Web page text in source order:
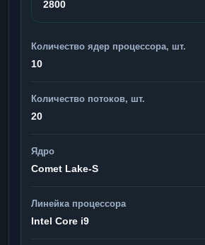
2800
Количество ядер процессора, шт.
10
Количество потоков, шт.
20
Ядро
Comet Lake-S
Линейка процессора
Intel Core i9